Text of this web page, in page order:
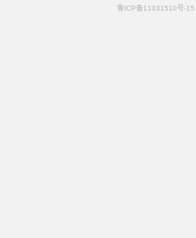
鲁ICP备11031510号-15